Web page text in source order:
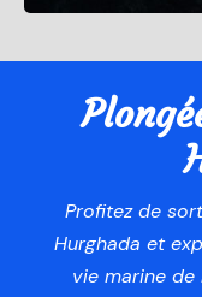
(58
Profitez de
Hurghada et
vie marine de